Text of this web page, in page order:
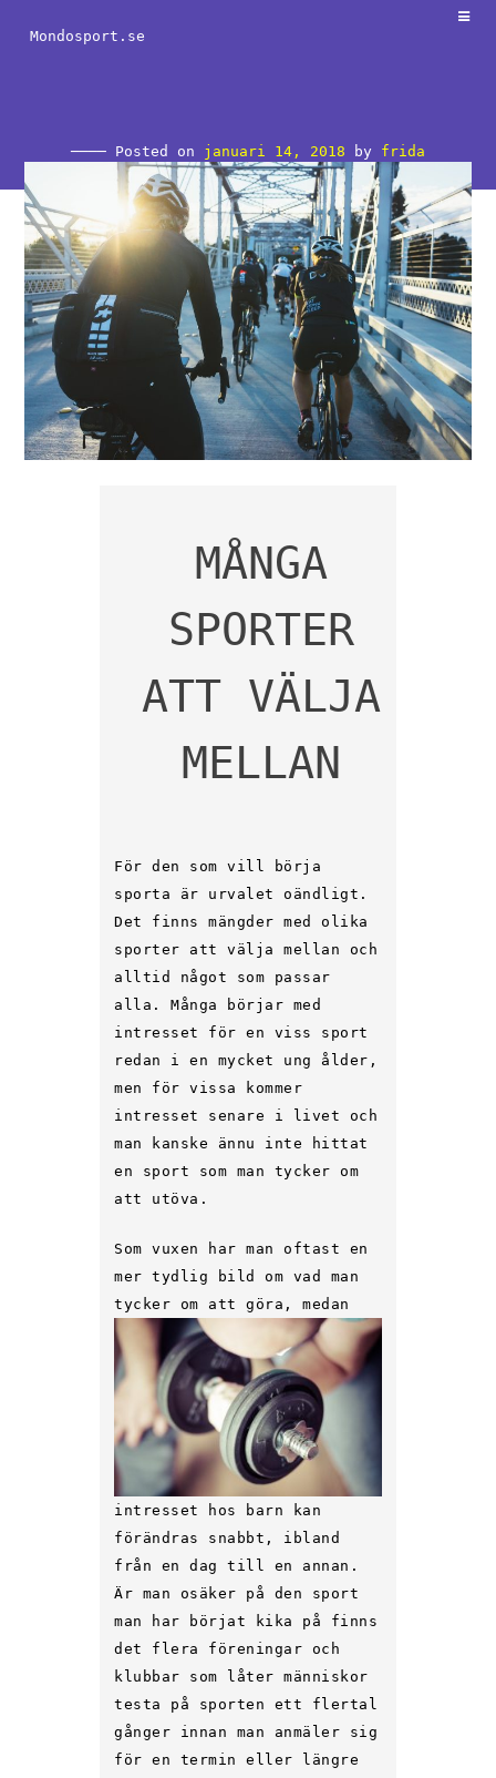
Mondosport.se
Posted on januari 14, 2018 by frida
MÅNGA
SPORTER
ATT VÄLJA
MELLAN
För den som vill börja
sporta är urvalet oändligt.
Det finns mängder med olika
sporter att välja mellan och
alltid något som passar
alla. Många börjar med
intresset för en viss sport
redan i en mycket ung ålder,
men för vissa kommer
intresset senare i livet och
man kanske ännu inte hittat
en sport som man tycker om
att utöva.
Som vuxen har man oftast en
mer tydlig bild om vad man
tycker om att göra,medan
intresset hos barn kan
förändras snabbt, ibland
från en dag till en annan.
Är man osäker på den sport
man har börjat kika på finns
det flera föreningar och
klubbar som låter människor
testa på sporten ett flertal
gånger innan man anmäler sig
för en termin eller längre